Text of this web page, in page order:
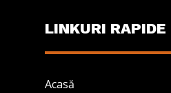
LINKURI RAPIDE
Acasă